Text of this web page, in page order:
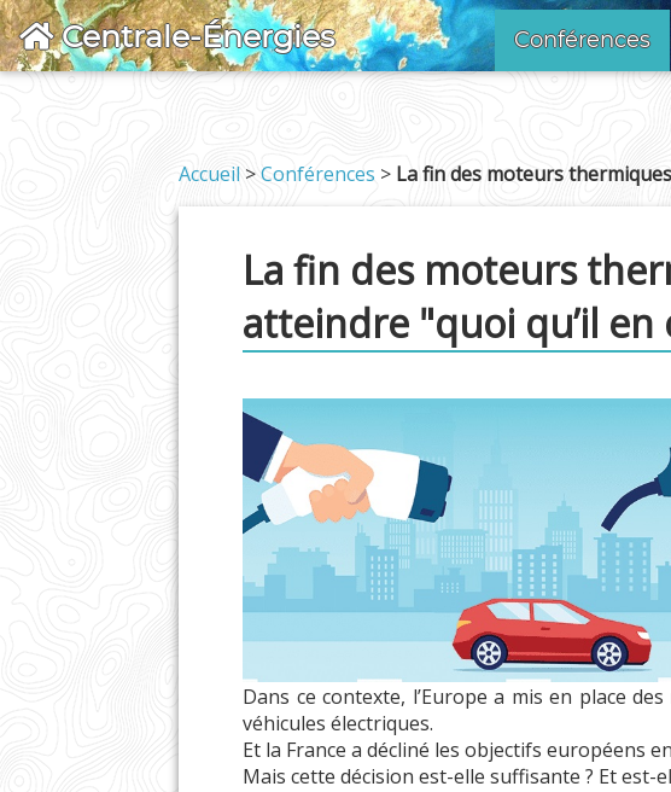
Centrale-Énergies Conférences
Accueil >Conférences > La fin des moteurs
La fin des moteurs
atteindre "quoi qu’il en
Dans ce contexte, l’Europe a mis en place
véhicules électriques.
Et la France a décliné les objectifs européens
Mais cette décision est-elle suffisante ? Et est-